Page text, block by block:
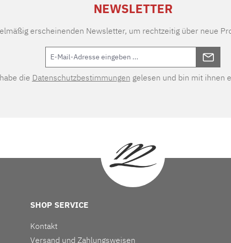
NEWSLETTER
erscheinenden Newsletter, um rechtzeitig über neue
die Datenschutzbestimmungen gelesen und bin mit ihnen
SHOP SERVICE
Kontakt
Versand und Zahlungsweisen